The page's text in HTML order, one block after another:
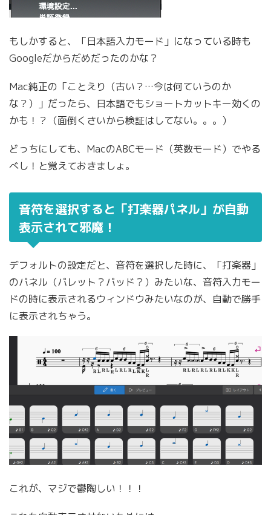
もしかすると、「日本語入力モード」になっている時も
Googleだからだめだったのかな？
Mac純正の「ことえり（古い？…今は何ていうのか
な？）」だったら、日本語でもショートカットキー効くの
かも！？（面倒くさいから検証はしてない。。。）
どっちにしても、MacのABCモード（英数モード）でやる
べし！と覚えておきましょ。
音符を選択すると「打楽器パネル」が自動
表示されて邪魔！
デフォルトの設定だと、音符を選択した時に、「打楽器」
のパネル（パレット？パッド？）みたいな、音符入力モー
ドの時に表示されるウィンドウみたいなのが、自動で勝手
に表示されちゃう。
これが、マジで鬱陶しい！！！